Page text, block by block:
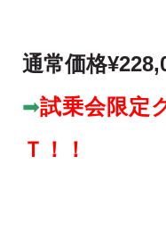
通常価格¥
➡試乗会限定
Ｔ！！